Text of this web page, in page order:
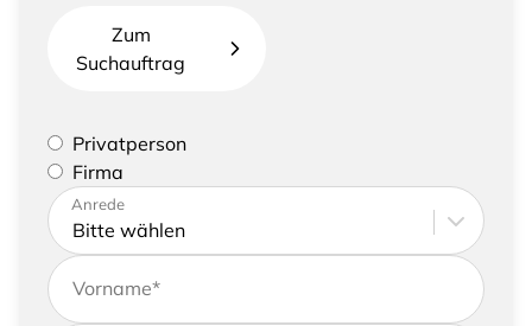
Zum
Suchauftrag
Bitte geben Sie an, ob Sie eine Privatperson sind
oder eine Firma vertreten
Privatperson
Firma
Bitte tragen Sie Ihre Adresse sowie
Kontaktdaten ein
Anrede
Vorname*